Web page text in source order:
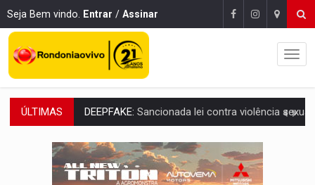
Seja Bem vindo. Entrar / Assinar
ÚLTIMAS COLEGIADO:Brasil e Rússia discutem energia nuclear, defesa e
URGENTE:Colisão entre caminhão e carro deixa quatro mortos e um em
ENCONTRO:Amazônia Negra ganha projeção nacional com participação de